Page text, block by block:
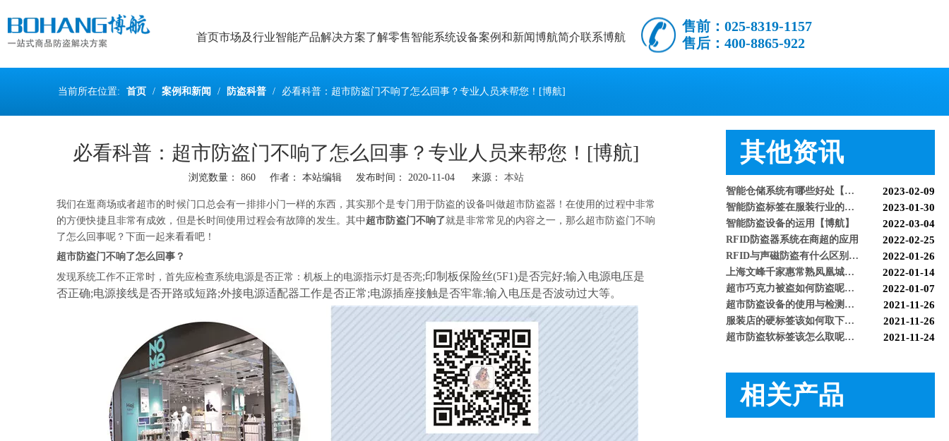
首页市场及行业智能产品解决方案了解零售智能系统设备案例和新闻博航简介联系博航
售前：025-8319-1157
售后：400-8865-922
当前所在位置: 首页 / 案例和新闻 / 防盗科普 / 必看科普：超市防盗门不响了怎么回事？专业人员来帮您！[博航]
必看科普：超市防盗门不响了怎么回事？专业人员来帮您！[博航]
浏览数量： 860作者： 本站编辑 发布时间： 2020-11-04 来源： 本站
["wechat","weibo","qzone","douban","email"]
我们在逛商场或者超市的时候门口总会有一排排小门一样的东西，其实那个是专门用于防盗的设备叫做超市防盗器！在使用的过程中非常
的方便快捷且非常有成效，但是长时间使用过程会有故障的发生。其中 超市防盗门不响了就是非常常见的内容之一，那么超市防盗门不响
了怎么回事呢？下面一起来看看吧！
超市防盗门不响了怎么回事 ？
发现系统工作不正常时，首先应检查系统电源是否正常：机板上的电源指示灯是否亮;印制板保险丝(5F1)是否完好;输入电源电压是
否正确;电源接线是否开路或短路;外接电源适配器工作是否正常;电源插座接触是否牢靠;输入电压是否波动过大等。
其他资讯
RFID技术驱动的未来服装零售：自助式购物体验白皮书 2025-12-13
科技赋能快乐盛宴，南京博航硬核护航黄子弘凡鸟巢“OPEN WORLD”演唱会 2026-03-15
智能防盗标签在服装行业的应用【博航】 2023-01-30
智能防盗设备的运用【博航】 2022-03-04
RFID防盗器系统在商超的应用 2022-02-25
RFID与声磁防盗有什么区别呢？博航小编来解答【博航】 2022-01-26
上海文峰千家惠常熟凤凰城店安装工程案例【博航】 2022-01-14
超市巧克力被盗如何防盗呢【博航】 2022-01-07
超市防盗设备的使用与检测【博航】 2021-11-26
服装店的硬标签该如何取下来呢【博航】 2021-11-26
超市防盗软标签该怎么取呢，博航防盗给您支招【博航】 2021-11-24
服装店防盗器老是报警怎么办【博航】 2021-11-24
新店开业，如何选择合适自己的服装防盗器？看完就明白了[博航] 2020-11-25
相关产品
BH9692 声磁防盗天线
BH9288 超市防盗系统